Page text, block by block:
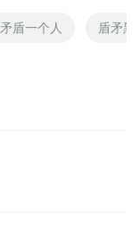
矛盾一个人 盾矛黑